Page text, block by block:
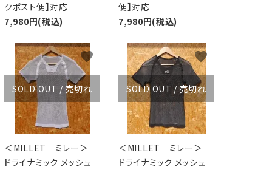
クポスト便】対応
7,980円(税込)
便】対応
7,980円(税込)
SOLD OUT / 売切れ
＜MILLET ミレー＞
ドライナミック メッシュ
favorite
SOLD OUT / 売切れ
＜MILLET ミレー＞
ドライナミック メッシュ
favorite